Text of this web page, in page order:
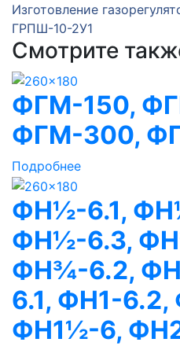
Изготовление
ГРПШ-10-2У1
Смотрите
ФГМ-150,
ФГМ-300,
Подробнее
ФН½-6.1,
ФН½-6.3,
ФН¾-6.2,
6.1, ФН1-
ФН1½-6,